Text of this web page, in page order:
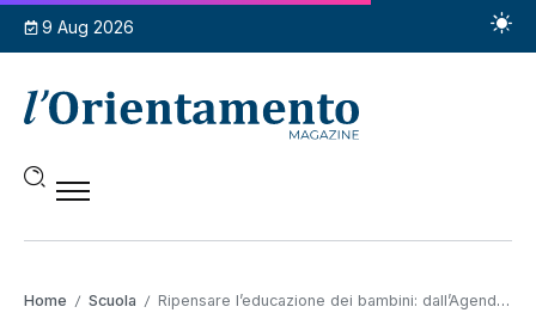
9 Aug 2026
Home / Scuola / Ripensare l’educazione dei bambini: dall’Agenda 2030 alla pratica filosofica